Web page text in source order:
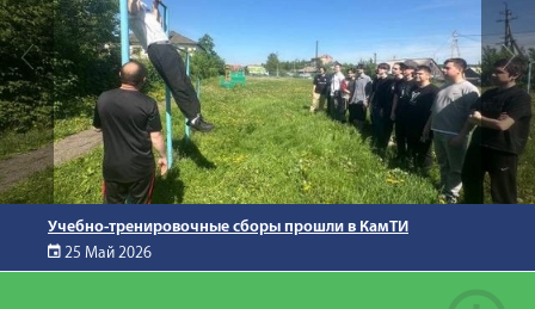
Учебно-тренировочные сборы прошли в КамТИ
25 Май 2026